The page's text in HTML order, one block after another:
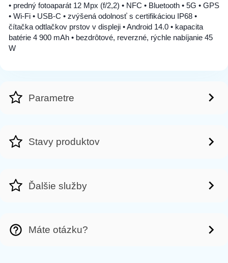
• predný fotoaparát 12 Mpx (f/2,2) • NFC • Bluetooth • 5G • GPS
• Wi-Fi • USB-C • zvýšená odolnosť s certifikáciou IP68 •
čítačka odtlačkov prstov v displeji • Android 14.0 • kapacita
batérie 4 900 mAh • bezdrôtové, reverzné, rýchle nabíjanie 45
W
Parametre
Stavy produktov
Ďalšie služby
Máte otázku?